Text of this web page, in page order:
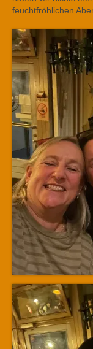
feuchtfröhlichen